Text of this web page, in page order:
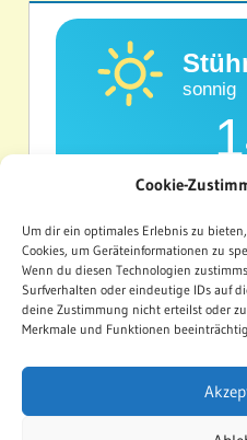
Cookie-
Um dir ein optimales Erlebnis zu
Cookies, um Geräteinformationen zu
Wenn du diesen Technologien
Surfverhalten oder eindeutige IDs auf
deine Zustimmung nicht erteilst oder
Merkmale und Funktionen
sonnig
Feuchtigkeit
68%
SON
31°